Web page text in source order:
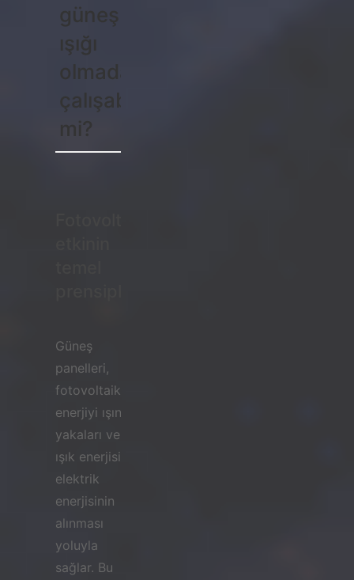
güneş
ışığı
olmadan
çalışabilir
mi?
Güneş
panelleri,
fotovoltaik
enerjiyi ışın
yakaları ve
ışık enerjisini
elektrik
enerjisinin
alınması
yoluyla
sağlar. Bu